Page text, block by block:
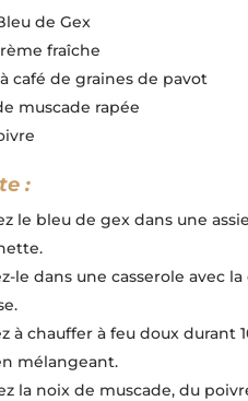
de Gex
fraîche
à café de graines de pavot
muscade rapée
:
le bleu de gex dans une
le dans une casserole avec
à chauffer à feu doux durant
mélangeant.
la noixde muscade, du